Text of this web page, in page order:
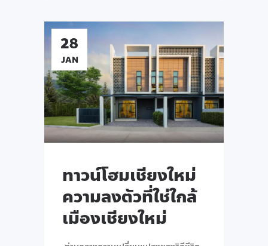
28
JAN
ทาวน์โฮมเชียงใหม่
ความลงตัวที่ใช่ใกล้
เมืองเชียงใหม่